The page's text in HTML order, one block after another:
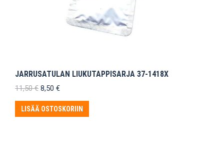
JARRUSATULAN LIUKUTAPPISARJA 37-1418X
11,50€ Alkuperäinen
oli:
11,50 €.
8,50 €Nykyinen
on:
8,50 €.
LISÄÄ OSTOSKORIIN